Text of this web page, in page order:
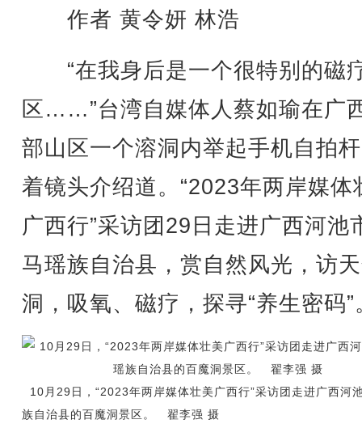
作者 黄令妍 林浩
“在我身后是一个很特别的磁
区……”台湾自媒体人蔡如瑜在广
部山区一个溶洞内举起手机自拍
着镜头介绍道。“2023年两岸媒体
广西行”采访团29日走进广西河池
马瑶族自治县，赏自然风光，访
洞，吸氧、磁疗，探寻“养生密码”
10月29日，“2023年两岸媒体壮美广西行”采访团走进广西河
族自治县的百魔洞景区。 翟李强 摄